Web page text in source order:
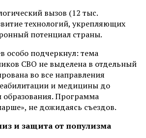
вызов (12 тыс.
технологий, укрепляющих
потенциал страны.
особо подчеркнул: тема
СВО не выделена в отдельный
во все направления
и медицины до
образования. Программа
не дожидаясь съездов.
и защита от популизма